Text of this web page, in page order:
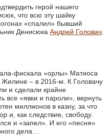
герой нашего
что всю эту шайку
«спалил» бывший
ДенисюкаАндрей Головач
фискала «орлы» Матиоса
– в 2016-м. К Головачу
и сделали крайне
все «явки и пароли», вернуть
миллионов в казну, за что
и, как следствие, свободу.
и «запел». И его «песня»
дела…